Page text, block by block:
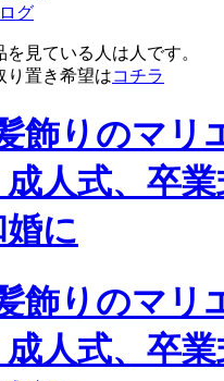
グ
を見ている人は 人です。
り置き希望はコチラ